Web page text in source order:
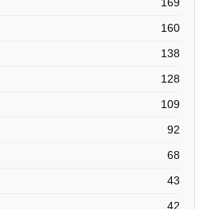
160
138
128
109
92
68
43
42